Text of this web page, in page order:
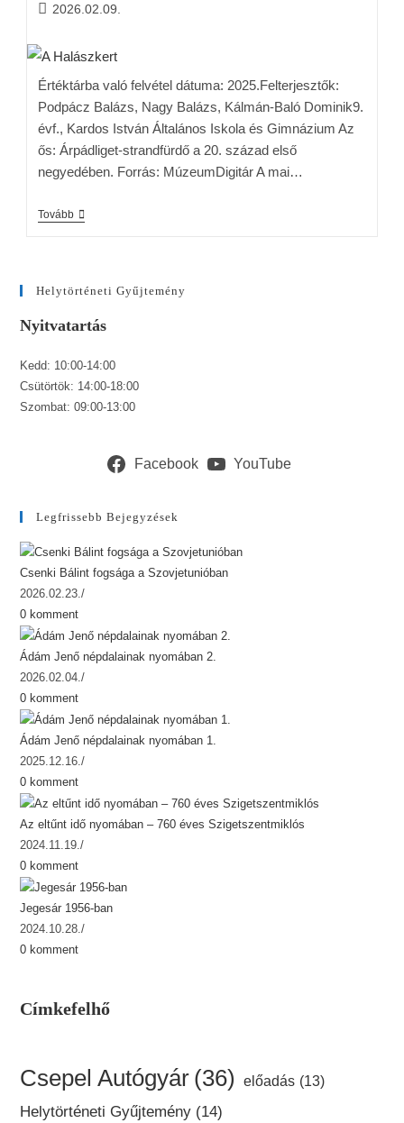
2026.02.09.
Értéktárba való felvétel dátuma: 2025.Felterjesztők:
Podpácz Balázs, Nagy Balázs, Kálmán-Baló Dominik9.
évf., Kardos István Általános Iskola és Gimnázium Az
ős: Árpádliget-strandfürdő a 20. század első
negyedében. Forrás: MúzeumDigitár A mai…
Tovább
Helytörténeti Gyűjtemény
Nyitvatartás
Kedd: 10:00-14:00
Csütörtök: 14:00-18:00
Szombat: 09:00-13:00
Facebook YouTube
Legfrissebb Bejegyzések
Csenki Bálint fogsága a Szovjetunióban
2026.02.23./
0 komment
Ádám Jenő népdalainak nyomában 2.
2026.02.04./
0 komment
Ádám Jenő népdalainak nyomában 1.
2025.12.16./
0 komment
Az eltűnt idő nyomában – 760 éves Szigetszentmiklós
2024.11.19./
0 komment
Jegesár 1956-ban
2024.10.28./
0 komment
Címkefelhő
Csepel Autógyár (36) előadás (13)
Helytörténeti Gyűjtemény (14)